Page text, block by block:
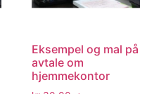
Eksempel og mal på
avtale om
hjemmekontor